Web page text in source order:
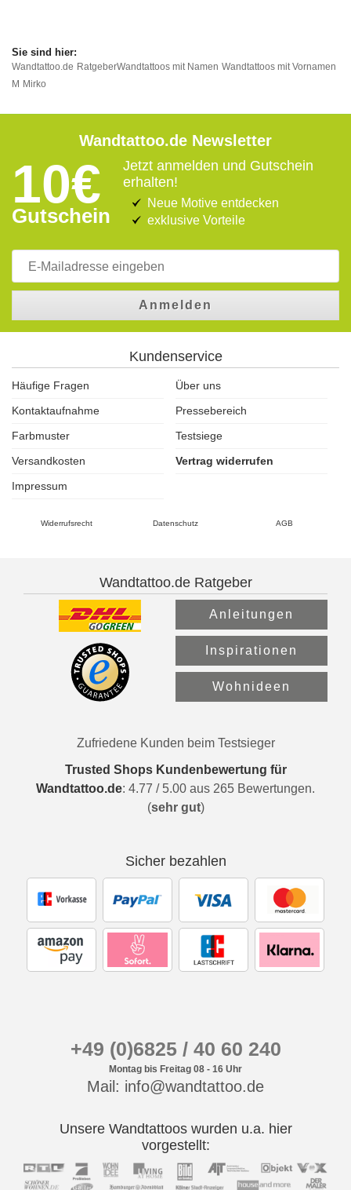
Wandtattoo.de RatgeberWandtattoos mit Namen Wandtattoos mit Vornamen
M Mirko
Wandtattoo.de Newsletter
10€
Gutschein
Jetzt anmelden und Gutschein
erhalten!
Neue Motive entdecken
exklusive Vorteile
Anmelden
Kundenservice
Häufige Fragen
Über uns
Kontaktaufnahme
Pressebereich
Farbmuster
Testsiege
Versandkosten
Vertrag widerrufen
Impressum
Widerrufsrecht Datenschutz AGB
Wandtattoo.de Ratgeber
Anleitungen
Inspirationen
Wohnideen
Zufriedene Kunden beim Testsieger
Trusted Shops Kundenbewertung für
Wandtattoo.de: 4.77 / 5.00 aus 265 Bewertungen.
(sehr gut)
Sicher bezahlen
+49 (0)6825 / 40 60 240
Montag bis Freitag 08 - 16 Uhr
Mail: info@wandtattoo.de
Unsere Wandtattoos wurden u.a. hier
vorgestellt: